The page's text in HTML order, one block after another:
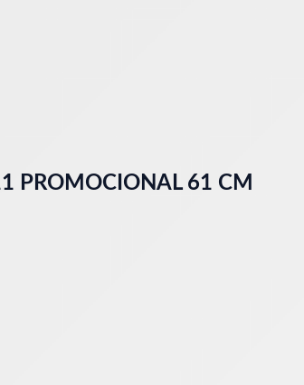
PROMOCIONAL 61 CM